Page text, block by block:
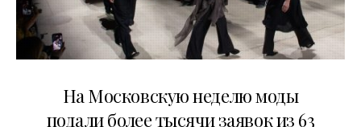
На Московскую неделю моды
подали более тысячи заявок из 63